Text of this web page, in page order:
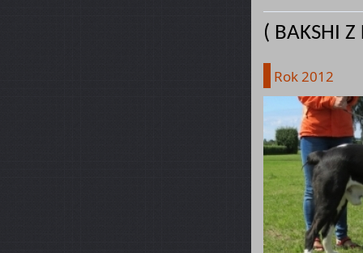
( BAKSHI
Rok 2012